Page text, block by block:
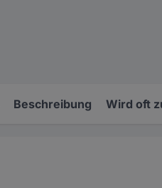
Beschreibung Wird oft